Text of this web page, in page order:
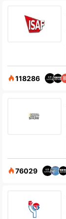
118286
76029